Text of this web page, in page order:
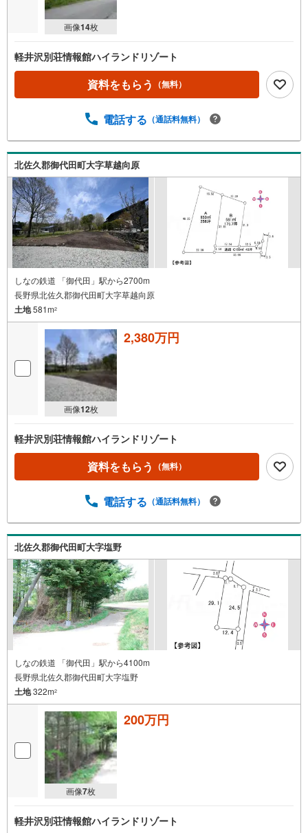
画像14枚
軽井沢別荘情報館ハイランドリゾート
資料をもらう （無料）
電話する （通話料無料）
北佐久郡御代田町大字草越向原
しなの鉄道 「御代田」駅から2700m
長野県北佐久郡御代田町大字草越向原
土地581m2
画像12枚
2,380万円
軽井沢別荘情報館ハイランドリゾート
資料をもらう （無料）
電話する （通話料無料）
北佐久郡御代田町大字塩野
しなの鉄道 「御代田」駅から4100m
長野県北佐久郡御代田町大字塩野
土地322m2
画像7枚
200万円
軽井沢別荘情報館ハイランドリゾート